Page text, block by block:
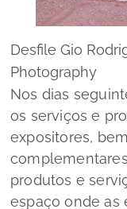
Desfile Gio
Photography
Nos dias
os serviços e
expositores,
produtos e
espaço onde as